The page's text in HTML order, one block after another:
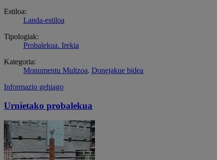
Estiloa:
Landa-estiloa
Tipologiak:
Probalekua. Irekia
Kategoria:
Monumentu Multzoa. Donejakue bidea
Informazio gehiago
Urnietako probalekua